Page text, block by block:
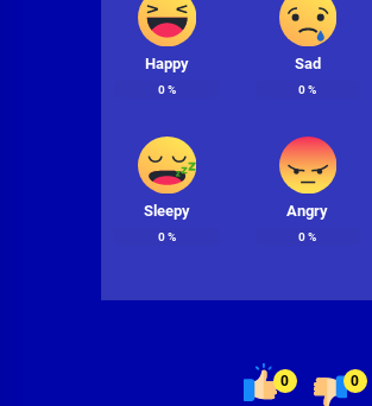
Happy
0%
Sad
0%
Sleepy
0%
Angry
0%
0 0